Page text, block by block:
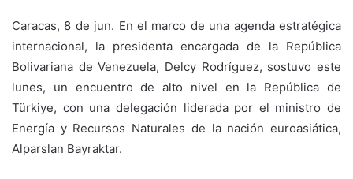
Caracas, 8 de jun. En el marco de una agenda estratégica
internacional, la presidenta encargada de la República
Bolivariana de Venezuela, Delcy Rodríguez, sostuvo este
lunes, un encuentro de alto nivel en la República de
Türkiye, con una delegación liderada por el ministro de
Energía y Recursos Naturales de la nación euroasiática,
Alparslan Bayraktar.